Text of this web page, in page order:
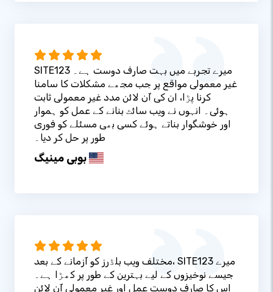
SITE123 میرے تجربے میں بہت صارف دوست ہے۔
غیر معمولی مواقع پر جب مجھے مشکلات کا سامنا
کرنا پڑا، ان کی آن لائن مدد غیر معمولی ثابت
ہوئی۔ انہوں نے ویب سائٹ بنانے کے عمل کو ہموار
اور خوشگوار بناتے ہوئے کسی بھی مسئلے کو فوری
طور پر حل کر دیا۔
بوبی مینیگ
مختلف ویب بلڈرز کو آزمانے کے بعد، SITE123 میرے
جیسے نوخیزوں کے لیے بہترین کے طور پر کھڑا ہے۔
اس کا صارف دوست عمل اور غیر معمولی آن لائن